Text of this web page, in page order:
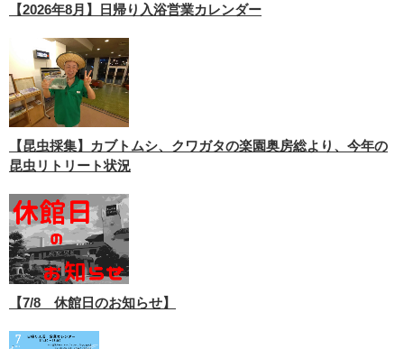
【2026年8月】日帰り入浴営業カレンダー
【昆虫採集】カブトムシ、クワガタの楽園奥房総より、今年の
昆虫リトリート状況
【7/8 休館日のお知らせ】